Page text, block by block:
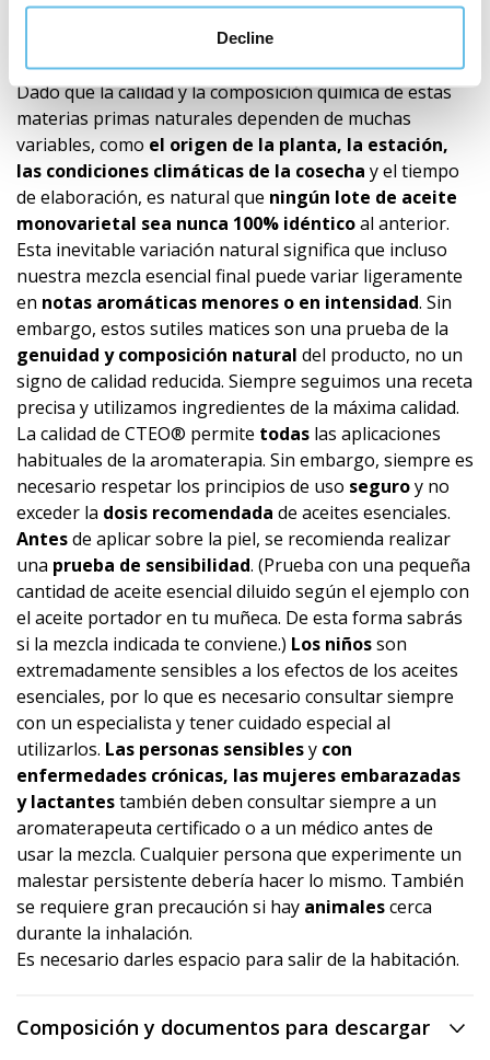
Decline
Nuestros productos (roll-on, mezclas de aceites
esenciales, aceites individuales) se componen
exclusivamente de aceites esenciales 100% naturales.
Dado que la calidad y la composición química de estas
materias primas naturales dependen de muchas
variables, como el origen de la planta, la estación,
las condiciones climáticas de la cosecha y el tiempo
de elaboración, es natural que ningún lote de aceite
monovarietal sea nunca 100% idénticoal anterior.
Esta inevitable variación natural significa que incluso
nuestra mezcla esencial final puede variar ligeramente
en notas aromáticas menores o en intensidad. Sin
embargo, estos sutiles matices son una prueba de la
genuidad y composición natural del producto, no un
signo de calidad reducida. Siempre seguimos una receta
precisa y utilizamos ingredientes de la máxima calidad.
La calidad de CTEO® permite todas las aplicaciones
habituales de la aromaterapia. Sin embargo, siempre es
necesario respetar los principios de uso seguroy no
exceder la dosis recomendada de aceites esenciales.
Antesde aplicar sobre la piel, se recomienda realizar
una prueba de sensibilidad. (Prueba con una pequeña
cantidad de aceite esencial diluido según el ejemplo con
el aceite portador en tu muñeca. De esta forma sabrás
si la mezcla indicada te conviene.) Los niñosson
extremadamente sensibles a los efectos de los aceites
esenciales, por lo que es necesario consultar siempre
con un especialista y tener cuidado especial al
utilizarlos. Las personas sensiblesy con
enfermedades crónicas, las mujeres embarazadas
y lactantestambién deben consultar siempre a un
aromaterapeuta certificado o a un médico antes de
usar la mezcla. Cualquier persona que experimente un
malestar persistente debería hacer lo mismo. También
se requiere gran precaución si hay animalescerca
durante la inhalación.
Es necesario darles espacio para salir de la habitación.
Composición y documentos para descargar